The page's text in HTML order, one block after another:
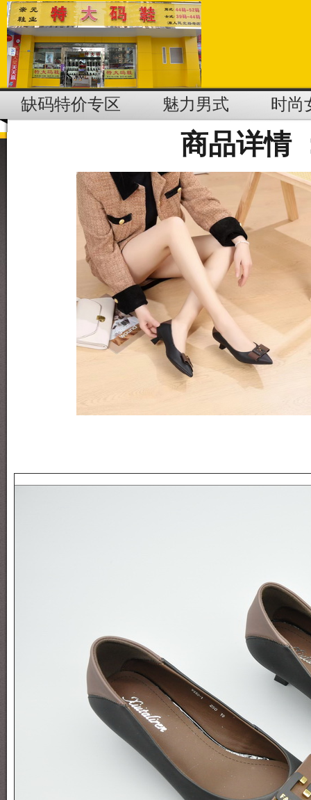
缺码特价专区 魅力男式 时尚
商品详情